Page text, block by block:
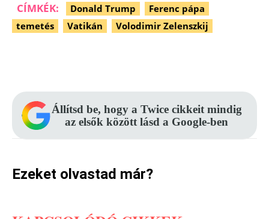
CÍMKÉK: Donald Trump
Ferenc pápa
temetés
Vatikán Volodimir Zelenszkij
Állítsd be, hogy a Twice cikkeit mindig
az elsők között lásd a Google-ben
Ezeket olvastad már?